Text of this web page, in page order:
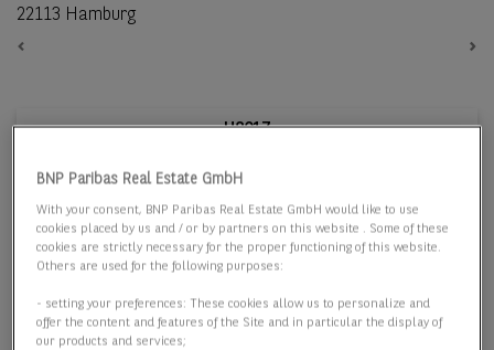
22113 Hamburg
H8017
2
2.200,00 m 2
2.200,00 m2
BNP Paribas Real Estate GmbH
With your consent, BNP Paribas Real Estate GmbH would like to use
cookies placed by us and / or by partners on this website . Some of these
cookies are strictly necessary for the proper functioning of this website.
Others are used for the following purposes:
- setting your preferences: These cookies allow us to personalize and
offer the content and features of the Site and in particular the display of
our products and services;